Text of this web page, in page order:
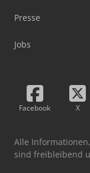
Presse
Jobs
Facebook X
Alle
sind freibleibend